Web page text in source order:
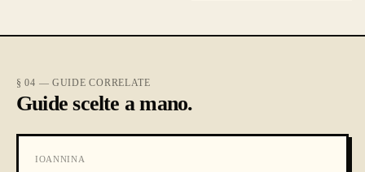
§ 04 — GUIDE CORRELATE
Guide scelte a mano.
IOANNINA